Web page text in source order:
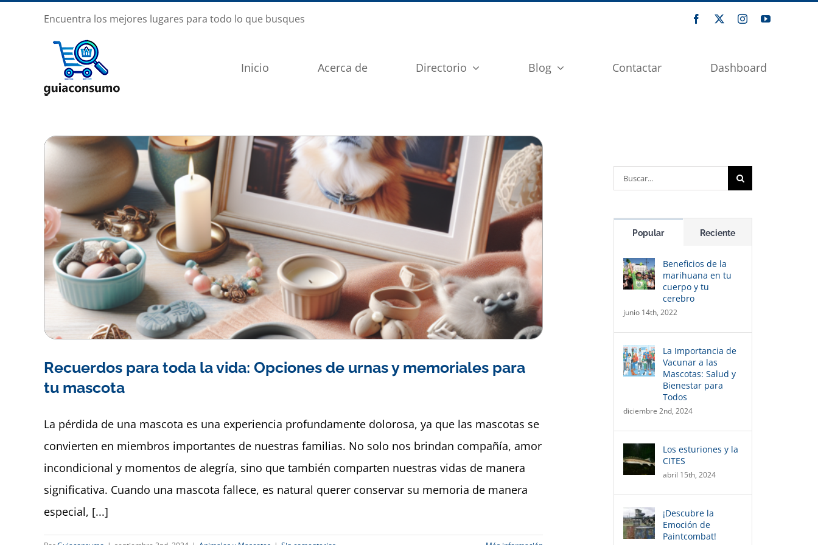
Encuentra los mejores lugares para todo lo que busques
Inicio Acerca de Directorio Blog Contactar Dashboard
Recuerdos para toda la vida: Opciones de urnas y memoriales para
tu mascota
La pérdida de una mascota es una experiencia profundamente dolorosa, ya que las mascotas se
convierten en miembros importantes de nuestras familias. No solo nos brindan compañía, amor
incondicional y momentos de alegría, sino que también comparten nuestras vidas de manera
significativa. Cuando una mascota fallece, es natural querer conservar su memoria de manera
especial, [...]
Buscar:
Popular Reciente
Beneficios de la
marihuana en tu
cuerpo y tu
cerebro
junio 14th, 2022
La Importancia de
Vacunar a las
Mascotas: Salud y
Bienestar para
Todos
diciembre 2nd, 2024
Los esturiones y la
CITES
abril 15th, 2024
¡Descubre la
Emoción de
Paintcombat!